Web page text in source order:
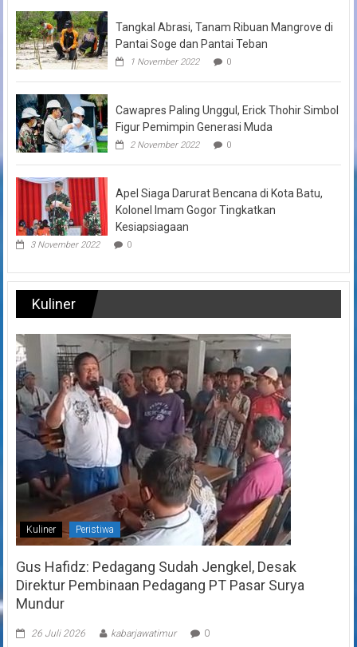
Tangkal Abrasi, Tanam Ribuan Mangrove di
Pantai Soge dan Pantai Teban
1 November 2022 0
Cawapres Paling Unggul, Erick Thohir Simbol
Figur Pemimpin Generasi Muda
2 November 2022 0
Apel Siaga Darurat Bencana di Kota Batu,
Kolonel Imam Gogor Tingkatkan
Kesiapsiagaan
3 November 2022 0
Kuliner
Kuliner Peristiwa
Gus Hafidz: Pedagang Sudah Jengkel, Desak
Direktur Pembinaan Pedagang PT Pasar Surya
Mundur
26 Juli 2026 kabarjawatimur 0